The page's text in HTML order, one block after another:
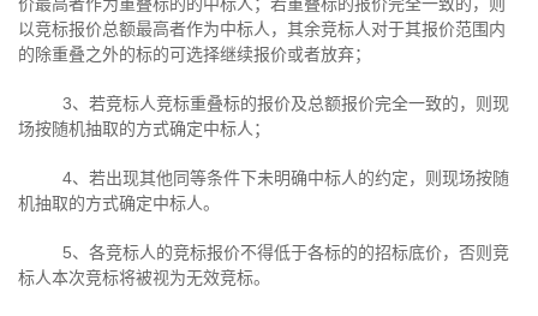
以竞标报价总额最高者作为中标人，其余竞标人对于其报价范围内
的除重叠之外的标的可选择继续报价或者放弃；
3、若竞标人竞标重叠标的报价及总额报价完全一致的，则现
场按随机抽取的方式确定中标人；
4、若出现其他同等条件下未明确中标人的约定，则现场按随
机抽取的方式确定中标人。
5、各竞标人的竞标报价不得低于各标的的招标底价，否则竞
标人本次竞标将被视为无效竞标。